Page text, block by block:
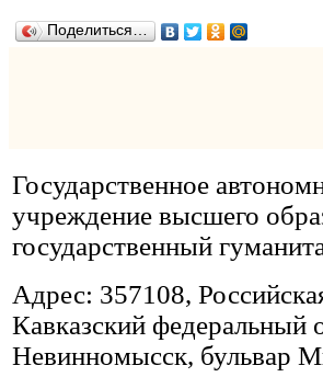
Поделиться…
Государственное
учреждение высшего
государственный
Адрес: 357108,
Кавказский федеральный
Невинномысск, бульвар